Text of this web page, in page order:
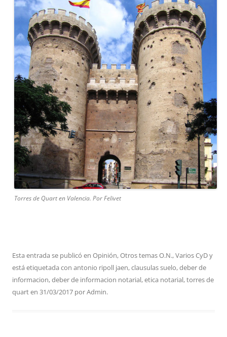
Torres de Quart en Valencia. Por Felivet
Esta entrada se publicó en Opinión,Otros temas O.N.,Varios CyDy
está etiquetada con antonio ripoll jaen,clausulas suelo,deber de
informacion,deber de informacion notarial,etica notarial,torres de
quarten 31/03/2017 porAdmin.